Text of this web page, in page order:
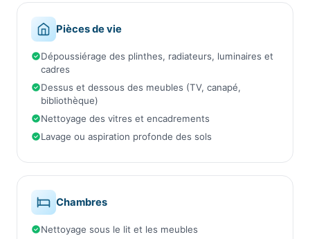
Pièces de vie
Dépoussiérage des plinthes, radiateurs, luminaires et
cadres
Dessus et dessous des meubles (TV, canapé,
bibliothèque)
Nettoyage des vitres et encadrements
Lavage ou aspiration profonde des sols
Chambres
Nettoyage sous le lit et les meubles